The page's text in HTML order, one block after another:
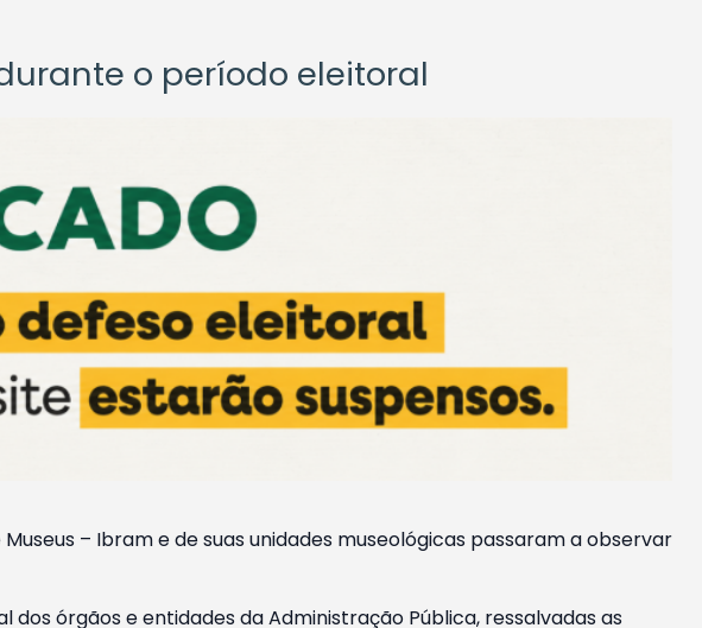
o período eleitoral
– Ibram e de suas unidades museológicas passaram a observar
órgãos e entidades da Administração Pública, ressalvadas as